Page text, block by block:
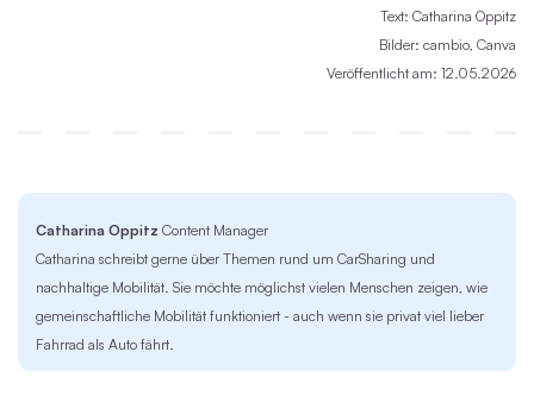
Text: Catharina Oppitz
Bilder: cambio, Canva
Veröffentlicht am: 12.05.2026
Catharina Oppitz Content Manager
Catharina schreibt gerne über Themen rund um CarSharing und
nachhaltige Mobilität. Sie möchte möglichst vielen Menschen zeigen, wie
gemeinschaftliche Mobilität funktioniert - auch wenn sie privat viel lieber
Fahrrad als Auto fährt.